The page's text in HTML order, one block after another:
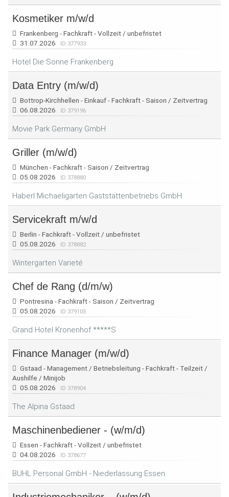
Kosmetiker m/w/d
Frankenberg - Fachkraft - Vollzeit / unbefristet
31.07.2026
ID 377933
Hotel Die Sonne Frankenberg
Data Entry (m/w/d)
Bottrop-Kirchhellen - Einkauf - Fachkraft - Saison / Zeitvertrag
06.08.2026
ID 379196
Movie Park Germany GmbH
Griller (m/w/d)
München - Fachkraft - Saison / Zeitvertrag
05.08.2026
ID 378880
Haberl Michaeligarten Gaststättenbetriebs GmbH
Servicekraft m/w/d
Berlin - Fachkraft - Vollzeit / unbefristet
05.08.2026
ID 378882
Wintergarten Varieté
Chef de Rang (d/m/w)
Pontresina - Fachkraft - Saison / Zeitvertrag
05.08.2026
ID 379105
Grand Hotel Kronenhof *****S
Finance Manager (m/w/d)
Gstaad - Management / Betriebsleitung - Fachkraft - Teilzeit /
Aushilfe / Minijob
05.08.2026
ID 378904
The Alpina Gstaad
Maschinenbediener - (w/m/d)
Essen - Fachkraft - Vollzeit / unbefristet
04.08.2026
ID 378677
BUHL Personal GmbH - Niederlassung Essen